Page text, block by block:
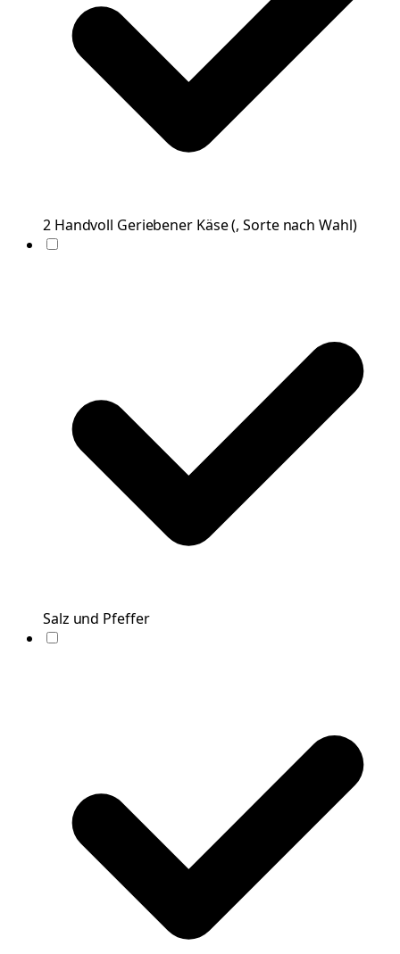
2 Handvoll Geriebener Käse(, Sorte nach Wahl)
Salz und Pfeffer